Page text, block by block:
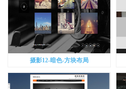
摄影12-暗色-方块布局